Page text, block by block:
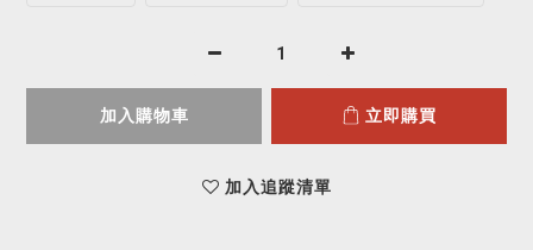
加入購物車 立即購買
加入追蹤清單